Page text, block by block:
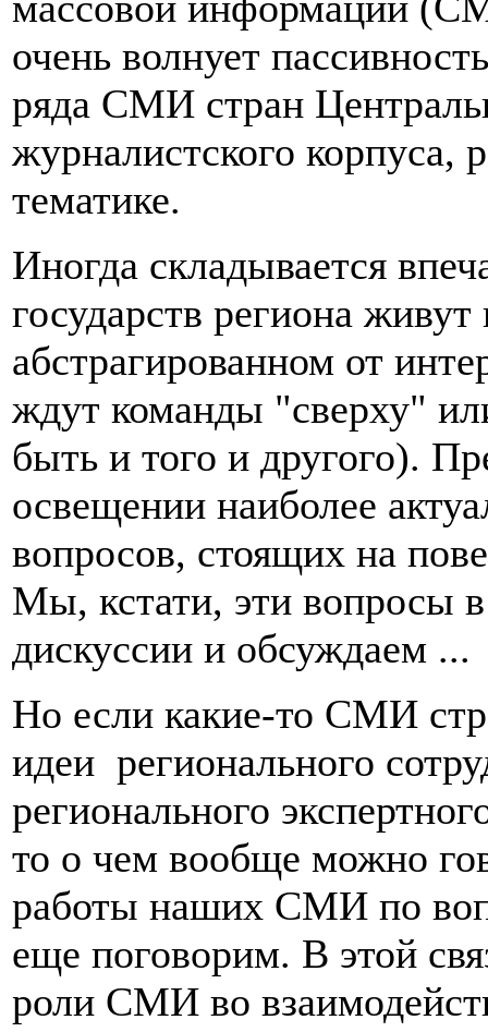
очень волнует
ряда СМИ стран
журналистского корпуса,
тематике.
Иногда складывается
государств региона
абстрагированном от
ждут команды "сверху"
быть и того и другого).
освещении наиболее
вопросов, стоящих на
Мы, кстати, эти вопросы
дискуссии и обсуждаем ...
Но если какие-то СМИ
идеи регионального
регионального
то о чем вообще можно
работы наших СМИ по
еще поговорим. В этой
роли СМИ во